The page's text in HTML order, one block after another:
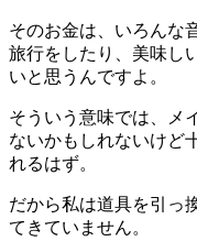
そのお金は、いろんな
旅行をしたり、美味し
いと思うんですよ。
そういう意味では、メ
ないかもしれないけど
れるはず。
だから私は道具を引っ
てきていません。